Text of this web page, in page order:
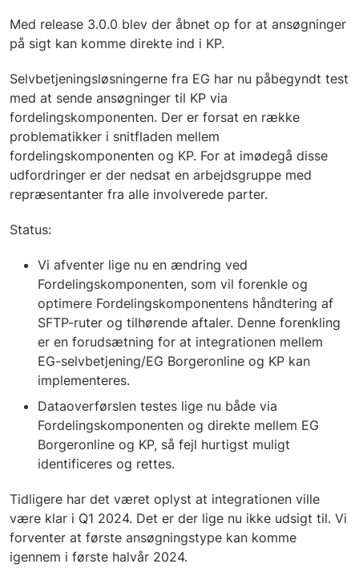
Med release 3.0.0 blev der åbnet op for at ansøgninger
på sigt kan komme direkte ind i KP.
Selvbetjeningsløsningerne fra EG har nu påbegyndt test
med at sende ansøgninger til KP via
fordelingskomponenten. Der er forsat en række
problematikker i snitfladen mellem
fordelingskomponenten og KP. For at imødegå disse
udfordringer er der nedsat en arbejdsgruppe med
repræsentanter fra alle involverede parter.
Status:
Vi afventer lige nu en ændring ved
Fordelingskomponenten, som vil forenkle og
optimere Fordelingskomponentens håndtering af
SFTP-ruter og tilhørende aftaler. Denne forenkling
er en forudsætning for at integrationen mellem
EG-selvbetjening/EG Borgeronline og KP kan
implementeres.
Dataoverførslen testes lige nu både via
Fordelingskomponenten og direkte mellem EG
Borgeronline og KP, så fejl hurtigst muligt
identificeres og rettes.
Tidligere har det været oplyst at integrationen ville
være klar i Q1 2024. Det er der lige nu ikke udsigt til. Vi
forventer at første ansøgningstype kan komme
igennem i første halvår 2024.